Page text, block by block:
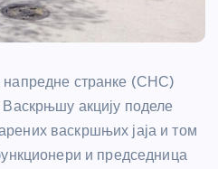
странке (СНС)
акцију поделе
васкршњих јаја и том
и председница